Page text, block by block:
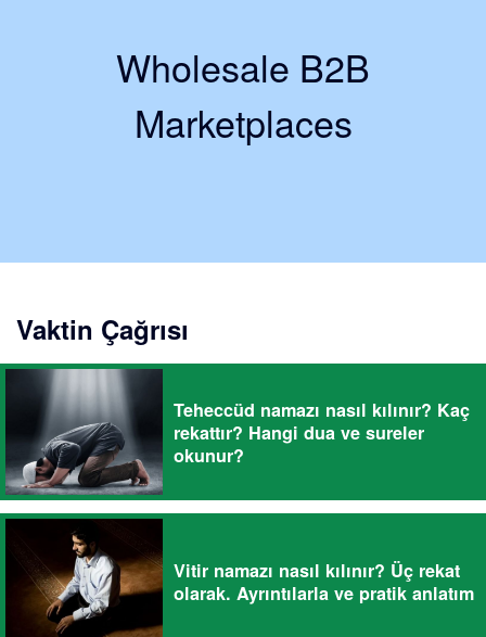
Wholesale B2B
Marketplaces
Vaktin Çağrısı
Teheccüd namazı nasıl kılınır? Kaç
rekattır? Hangi dua ve sureler
okunur?
Vitir namazı nasıl kılınır? Üç rekat
olarak. Ayrıntılarla ve pratik anlatım